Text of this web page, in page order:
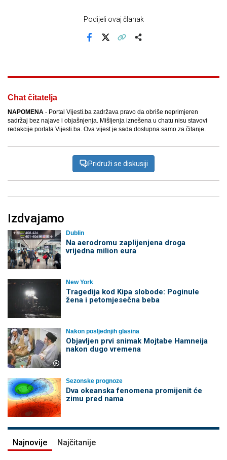
Podijeli ovaj članak
Chat čitatelja
NAPOMENA - Portal Vijesti.ba zadržava pravo da obriše neprimjeren
sadržaj bez najave i objašnjenja. Mišljenja iznešena u chatu nisu stavovi
redakcije portala Vijesti.ba. Ova vijest je sada dostupna samo za čitanje.
Pridruži se diskusiji
Izdvajamo
Dublin
Na aerodromu zaplijenjena droga
vrijedna milion eura
New York
Tragedija kod Kipa slobode: Poginule
žena i petomjesečna beba
Nakon posljednjih glasina
Objavljen prvi snimak Mojtabe Hamneija
nakon dugo vremena
Sezonske prognoze
Dva okeanska fenomena promijenit će
zimu pred nama
Najnovije Najčitanije